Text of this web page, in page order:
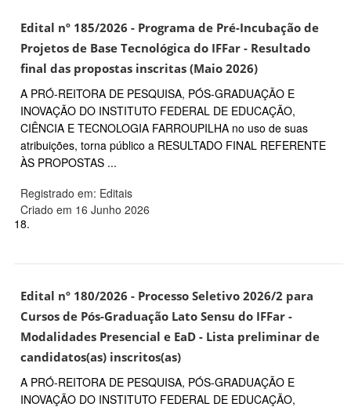
Edital nº 185/2026 - Programa de Pré-Incubação de
Projetos de Base Tecnológica do IFFar - Resultado
final das propostas inscritas (Maio 2026)
A PRÓ-REITORA DE PESQUISA, PÓS-GRADUAÇÃO E
INOVAÇÃO DO INSTITUTO FEDERAL DE EDUCAÇÃO,
CIÊNCIA E TECNOLOGIA FARROUPILHA no uso de suas
atribuições, torna público a RESULTADO FINAL REFERENTE
ÀS PROPOSTAS ...
Registrado em: Editais
Criado em 16 Junho 2026
18.
Edital nº 180/2026 - Processo Seletivo 2026/2 para
Cursos de Pós-Graduação Lato Sensu do IFFar -
Modalidades Presencial e EaD - Lista preliminar de
candidatos(as) inscritos(as)
A PRÓ-REITORA DE PESQUISA, PÓS-GRADUAÇÃO E
INOVAÇÃO DO INSTITUTO FEDERAL DE EDUCAÇÃO,